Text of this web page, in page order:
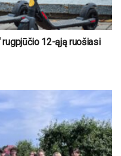
rugpjūčio 12-ąją ruošiasi